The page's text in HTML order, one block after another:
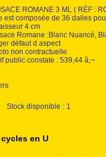
ROMANE 3 ML ( RÉF :
est composée de 36 dalles
4 cm
Romane :Blanc Nuancé,
défaut d aspect
non contractuelle
public constate : 539,44 â‚¬
Stock disponible : 1
en U